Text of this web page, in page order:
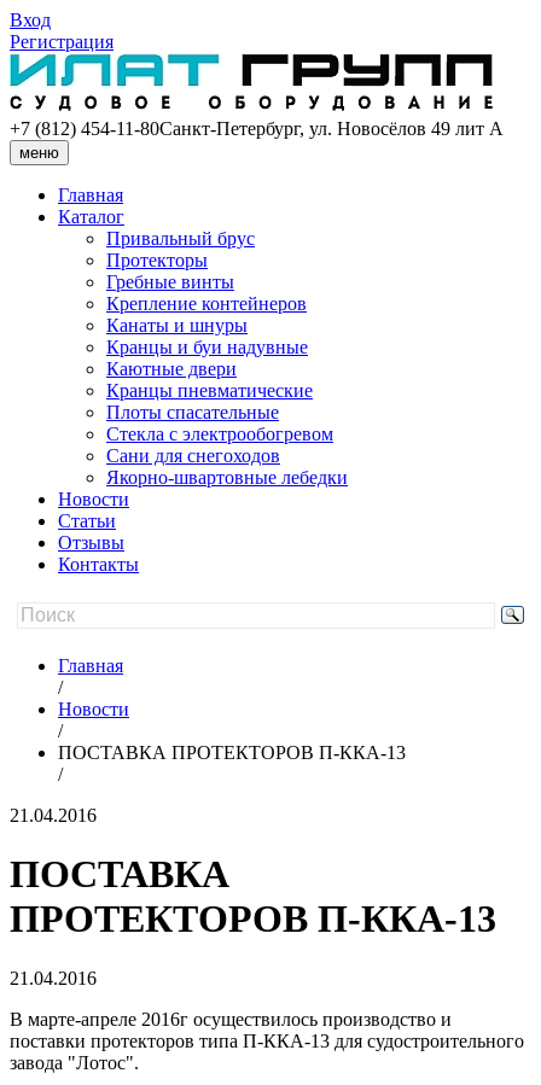
Вход
Регистрация
+7 (812) 454-11-80Санкт-Петербург, ул. Новосёлов 49 лит А
меню
Главная
Каталог
Привальный брус
Протекторы
Гребные винты
Крепление контейнеров
Канаты и шнуры
Кранцы и буи надувные
Каютные двери
Кранцы пневматические
Плоты спасательные
Стекла с электрообогревом
Сани для снегоходов
Якорно-швартовные лебедки
Новости
Статьи
Отзывы
Контакты
Главная
/
Новости
/
ПОСТАВКА ПРОТЕКТОРОВ П-ККА-13
/
21.04.2016
ПОСТАВКА
ПРОТЕКТОРОВ П-ККА-13
21.04.2016
В марте-апреле 2016г осуществилось производство и
поставки протекторов типа П-ККА-13 для судостроительного
завода "Лотос".